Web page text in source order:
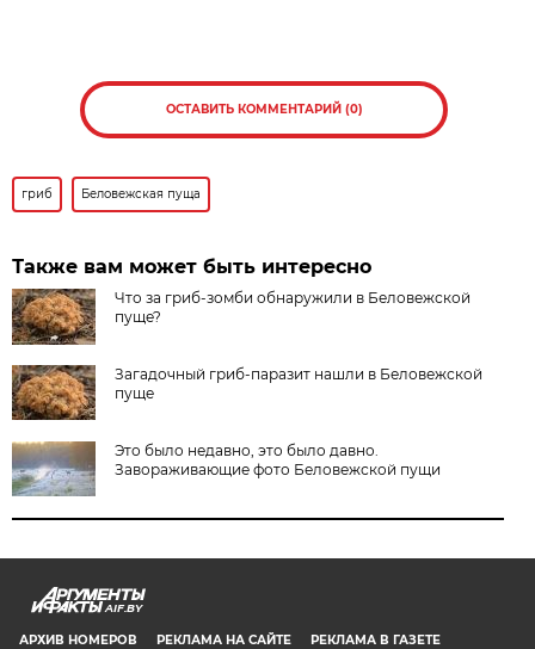
ОСТАВИТЬ КОММЕНТАРИЙ (0)
гриб Беловежская пуща
Также вам может быть интересно
Что за гриб-зомби обнаружили в Беловежской
пуще?
Загадочный гриб-паразит нашли в Беловежской
пуще
Это было недавно, это было давно.
Завораживающие фото Беловежской пущи
AIF.BY
АРХИВ НОМЕРОВ РЕКЛАМА НА САЙТЕ РЕКЛАМА В ГАЗЕТЕ